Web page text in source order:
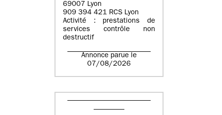
69007 Lyon
909 394 421 RCS Lyon
Activité : prestations de
services contrôle non
destructif
Annonce parue le
07/08/2026